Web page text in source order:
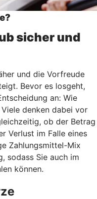
sicher und
und die Vorfreude
Bevor es losgeht,
an: Wie
denken dabei vor
ob der Betrag
Verlust im Falle eines
Zahlungsmittel-Mix
sodass Sie auch im
können.